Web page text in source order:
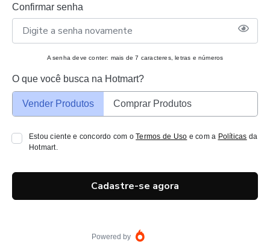
Confirmar senha
A senha deve conter: mais de 7 caracteres, letras e números
O que você busca na Hotmart?
Vender Produtos Comprar Produtos
Estou ciente e concordo com oTermos de Uso e com a Políticas da
Hotmart.
Cadastre-se agora
Powered by